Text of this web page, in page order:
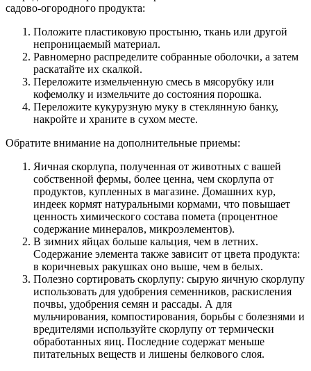
садово-огородного продукта:
Положите пластиковую простыню, ткань или другой
непроницаемый материал.
Равномерно распределите собранные оболочки, а затем
раскатайте их скалкой.
Переложите измельченную смесь в мясорубку или
кофемолку и измельчите до состояния порошка.
Переложите кукурузную муку в стеклянную банку,
накройте и храните в сухом месте.
Обратите внимание на дополнительные приемы:
Яичная скорлупа, полученная от животных с вашей
собственной фермы, более ценна, чем скорлупа от
продуктов, купленных в магазине. Домашних кур,
индеек кормят натуральными кормами, что повышает
ценность химического состава помета (процентное
содержание минералов, микроэлементов).
В зимних яйцах больше кальция, чем в летних.
Содержание элемента также зависит от цвета продукта:
в коричневых ракушках оно выше, чем в белых.
Полезно сортировать скорлупу: сырую яичную скорлупу
использовать для удобрения семенников, раскисления
почвы, удобрения семян и рассады. А для
мульчирования, компостирования, борьбы с болезнями и
вредителями используйте скорлупу от термически
обработанных яиц. Последние содержат меньше
питательных веществ и лишены белкового слоя.